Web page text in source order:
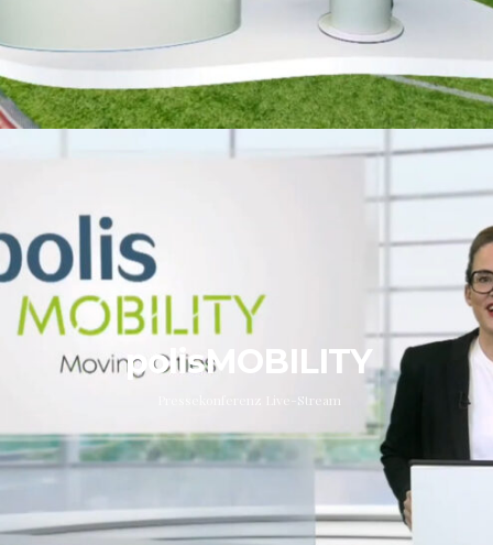
polisMOBILITY
Pressekonferenz Live-Stream